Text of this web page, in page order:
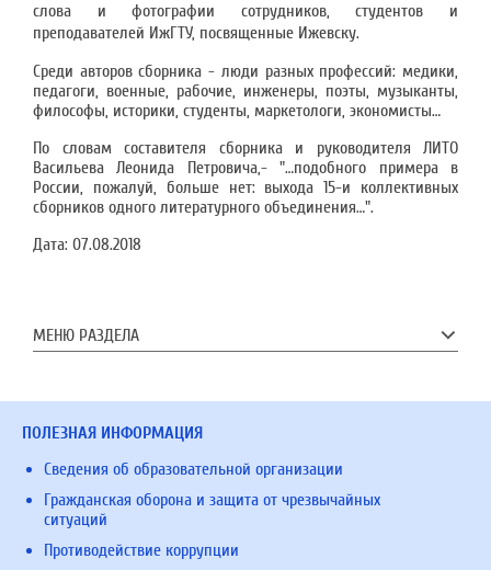
слова и фотографии сотрудников, студентов и
преподавателей ИжГТУ, посвященные Ижевску.
Среди авторов сборника - люди разных профессий: медики,
педагоги, военные, рабочие, инженеры, поэты, музыканты,
философы, историки, студенты, маркетологи, экономисты…
По словам составителя сборника и руководителя ЛИТО
Васильева Леонида Петровича,- "…подобного примера в
России, пожалуй, больше нет: выхода 15-и коллективных
сборников одного литературного объединения…".
Дата: 07.08.2018
МЕНЮ РАЗДЕЛА
ПОЛЕЗНАЯ ИНФОРМАЦИЯ
Сведения об образовательной организации
Гражданская оборона и защита от чрезвычайных
ситуаций
Противодействие коррупции